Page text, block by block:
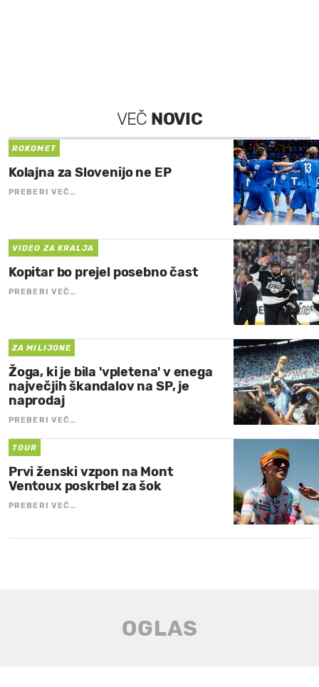
VEČ NOVIC
ROKOMET
Kolajna za Slovenijo ne EP
PREBERI VEČ…
VIDEO ZA KRALJA
Kopitar bo prejel posebno čast
PREBERI VEČ…
ZA MILIJONE
Žoga, ki je bila 'vpletena' v enega
največjih škandalov na SP, je
naprodaj
PREBERI VEČ…
TOUR
Prvi ženski vzpon na Mont
Ventoux poskrbel za šok
PREBERI VEČ…